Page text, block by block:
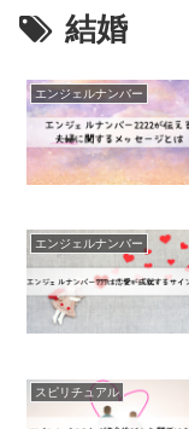
結婚
エンジェルナンバー
エンジェルナンバー
スピリチュアル